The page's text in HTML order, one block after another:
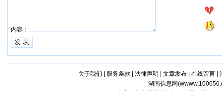
内容：
关于我们 服务条款 法律声明 文章发布| 在线留言|
湖南信息网(